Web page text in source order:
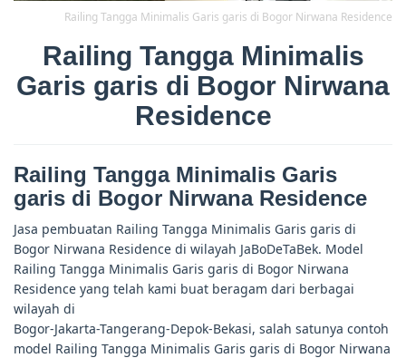
Railing Tangga Minimalis Garis garis di Bogor Nirwana Residence
Railing Tangga Minimalis
Garis garis di Bogor Nirwana
Residence
Railing Tangga Minimalis Garis
garis di Bogor Nirwana Residence
Jasa pembuatan Railing Tangga Minimalis Garis garis di
Bogor Nirwana Residence di wilayah JaBoDeTaBek. Model
Railing Tangga Minimalis Garis garis di Bogor Nirwana
Residence yang telah kami buat beragam dari berbagai
wilayah di
Bogor-Jakarta-Tangerang-Depok-Bekasi, salah satunya contoh
model Railing Tangga Minimalis Garis garis di Bogor Nirwana